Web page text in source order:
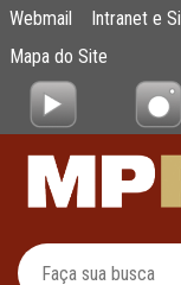
Pular para o Conteúdo
Webmail Intranet e
Mapa do Site